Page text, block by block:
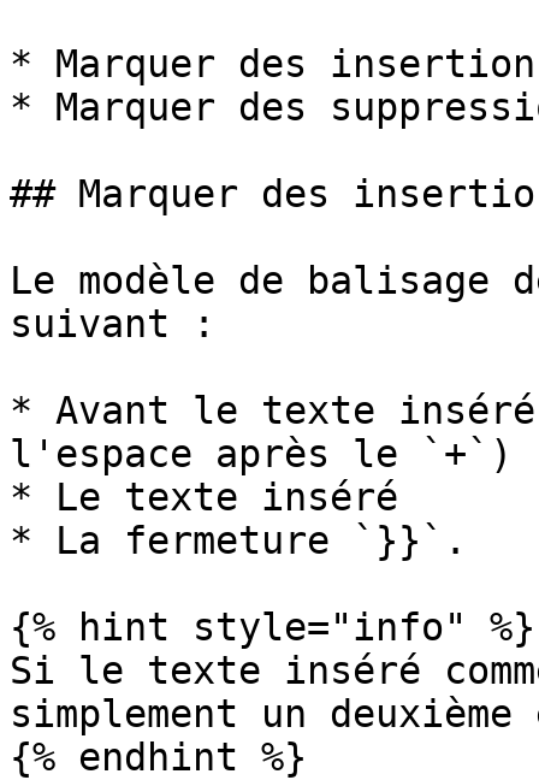
* Marquer des
* Marquer des
## Marquer des
Le modèle de
suivant :
* Avant le texte
l'espace après le `+`)
* Le texte inséré
* La fermeture `}}`.
{% hint style="info" %}
Si le texte inséré
simplement un
{% endhint %}